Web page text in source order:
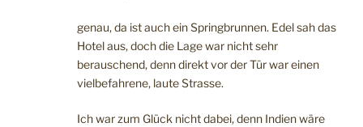
genau, da ist auch ein Springbrunnen. Edel sah das
Hotel aus, doch die Lage war nicht sehr
berauschend, denn direkt vor der Tür war einen
vielbefahrene, laute Strasse.
Ich war zum Glück nicht dabei, denn Indien wäre